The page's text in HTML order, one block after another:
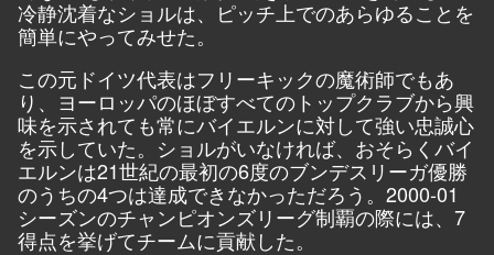
冷静沈着なショルは、ピッチ上でのあらゆることを
簡単にやってみせた。
この元ドイツ代表はフリーキックの魔術師でもあ
り、ヨーロッパのほぼすべてのトップクラブから興
味を示されても常にバイエルンに対して強い忠誠心
を示していた。ショルがいなければ、おそらくバイ
エルンは21世紀の最初の6度のブンデスリーガ優勝
のうちの4つは達成できなかっただろう。2000-01
シーズンのチャンピオンズリーグ制覇の際には、7
得点を挙げてチームに貢献した。